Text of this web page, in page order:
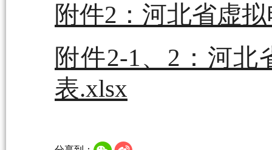
附件2：河北省虚
附件2-1、2：河
表.xlsx